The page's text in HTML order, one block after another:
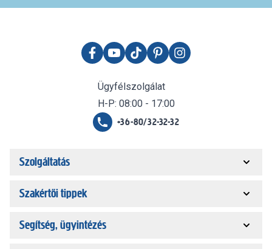
Ügyfélszolgálat
H-P: 08:00 - 17:00
+36-80/32-32-32
Szolgáltatás
Szakértői tippek
Segítség, ügyintézés